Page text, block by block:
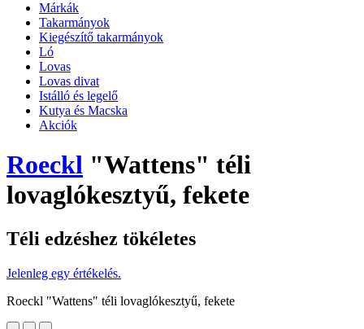
Márkák
Takarmányok
Kiegészítő takarmányok
Ló
Lovas
Lovas divat
Istálló és legelő
Kutya és Macska
Akciók
Roeckl "Wattens" téli
lovaglókesztyű, fekete
Téli edzéshez tökéletes
Jelenleg egy értékelés.
Roeckl "Wattens" téli lovaglókesztyű, fekete